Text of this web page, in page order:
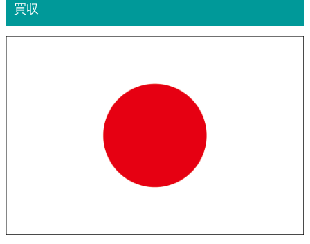
買収